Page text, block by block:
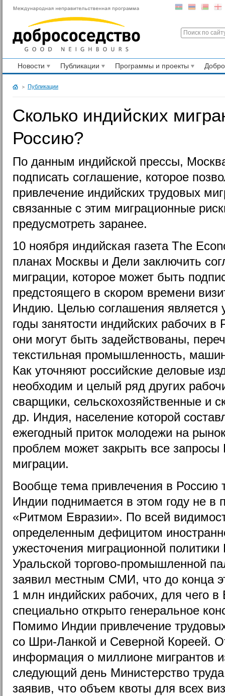
Новости Публикации Программы и проекты
Публикации
Сколько индийских
Россию?
По данным индийской прессы,
подписать соглашение, которое
привлечение индийских трудовых
связанные с этим миграционные
предусмотреть заранее.
10 ноября индийская газета The
планах Москвы и Дели заключить
миграции, которое может быть
предстоящего в скором времени
Индию. Целью соглашения является
годы занятости индийских рабочих
они могут быть задействованы,
текстильная промышленность,
Как уточняют российские деловые
необходим и целый ряд других
сварщики, сельскохозяйственные и
др. Индия, население которой
ежегодный приток молодежи на
проблем может закрыть все запросы
миграции.
Вообще тема привлечения в Россию
Индии поднимается в этом году не в
«Ритмом Евразии». По всей
определенным дефицитом
ужесточения миграционной
Уральской торгово-промышленной
заявил местным СМИ, что до конца
1 млн индийских рабочих, для чего в
специально открыто генеральное
Помимо Индии привлечение
со Шри-Ланкой и Северной Кореей.
информация о миллионе мигрантов
следующий день Министерство
заявив, что объем квоты для всех